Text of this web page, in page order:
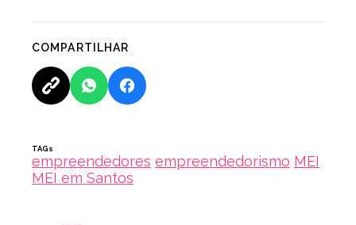
COMPARTILHAR
TAGs
empreendedores empreendedorismo MEI
MEI em Santos